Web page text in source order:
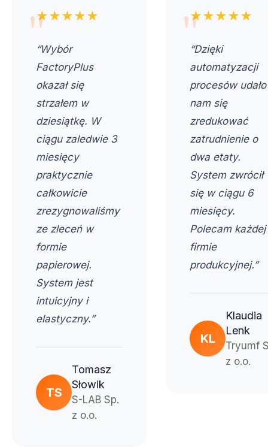
★★★★★
“Wybór
FactoryPlus
okazał się
strzałem w
dziesiątkę. W
ciągu zaledwie 3
miesięcy
praktycznie
całkowicie
zrezygnowaliśmy
ze zleceń w
formie
papierowej.
System jest
intuicyjny i
elastyczny.”
TS
Tomasz
Słowik
S-LAB Sp.
z o.o.
★★★★★
“Dzięki
automatyzacji
procesów udało
nam się
zredukować
zatrudnienie o
dwa etaty.
System zwrócił
się w ciągu 6
miesięcy.
Polecam każdej
firmie
produkcyjnej.”
KL
Klaudia
Lenk
Tryumf
z o.o.